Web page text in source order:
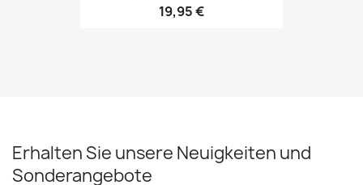
19,95 €
Erhalten Sie unsere Neuigkeiten und
Sonderangebote